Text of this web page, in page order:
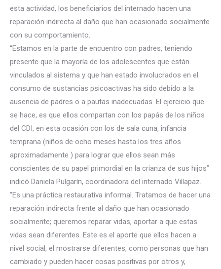
esta actividad, los beneficiarios del internado hacen una
reparación indirecta al daño que han ocasionado socialmente
con su comportamiento.
“Estamos en la parte de encuentro con padres, teniendo
presente que la mayoría de los adolescentes que están
vinculados al sistema y que han estado involucrados en el
consumo de sustancias psicoactivas ha sido debido a la
ausencia de padres o a pautas inadecuadas. El ejercicio que
se hace, es que ellos compartan con los papás de los niños
del CDI, en esta ocasión con los de sala cuna, infancia
temprana (niños de ocho meses hasta los tres años
aproximadamente ) para lograr que ellos sean más
conscientes de su papel primordial en la crianza de sus hijos”
indicó Daniela Pulgarín, coordinadora del internado Villapaz.
“Es una práctica restaurativa informal. Tratamos de hacer una
reparación indirecta frente al daño que han ocasionado
socialmente; queremos reparar vidas, aportar a que estas
vidas sean diferentes. Este es el aporte que ellos hacen a
nivel social, el mostrarse diferentes, como personas que han
cambiado y pueden hacer cosas positivas por otros y,